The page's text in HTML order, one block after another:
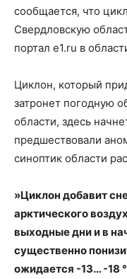
сообщается, что
Свердловскую
портал e1.ru в
Циклон, который
затронет погодную
области, здесь
предшествовали
синоптик области
»Циклон добавит
арктического
выходные дни и в
существенно
ожидается -13… -18